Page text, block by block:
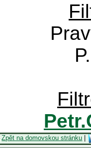
Zpět na domovskou stránku